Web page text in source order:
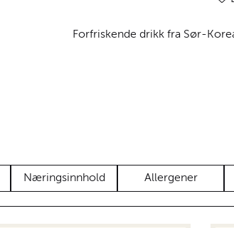
Forfriskende drikk fra Sør-
Næringsinnhold Allergener